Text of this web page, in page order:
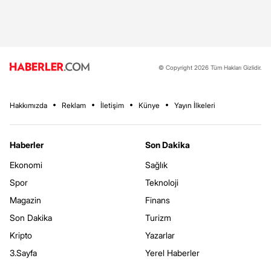
© Copyright 2026 Tüm Hakları Gizlidir.
Hakkımızda Reklam İletişim Künye Yayın İlkeleri
Haberler
Ekonomi
Spor
Magazin
Son Dakika
Kripto
3.Sayfa
Son Dakika
Sağlık
Teknoloji
Finans
Turizm
Yazarlar
Yerel Haberler